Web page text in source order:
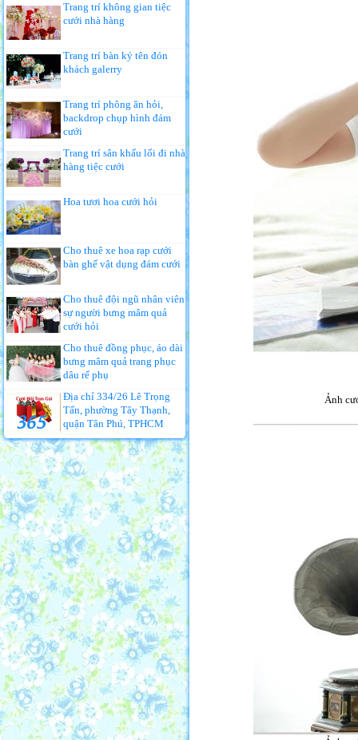
Trang trí không gian tiệc
cưới nhà hàng
Trang trí bàn ký tên đón
khách galerry
Trang trí phông ăn hỏi,
backdrop chụp hình đám
cưới
Trang trí sân khấu lối đi nhà
hàng tiệc cưới
Hoa tươi hoa cưới hỏi
Cho thuê xe hoa rạp cưới
bàn ghế vật dụng đám cưới
Cho thuê đội ngũ nhân viên
sự người bưng mâm quả
cưới hỏi
Cho thuê đồng phục, áo dài
bưng mâm quả trang phục
dâu rể phụ
Địa chỉ 334/26 Lê Trọng
Tấn, phường Tây Thạnh,
quận Tân Phú, TPHCM
Ảnh